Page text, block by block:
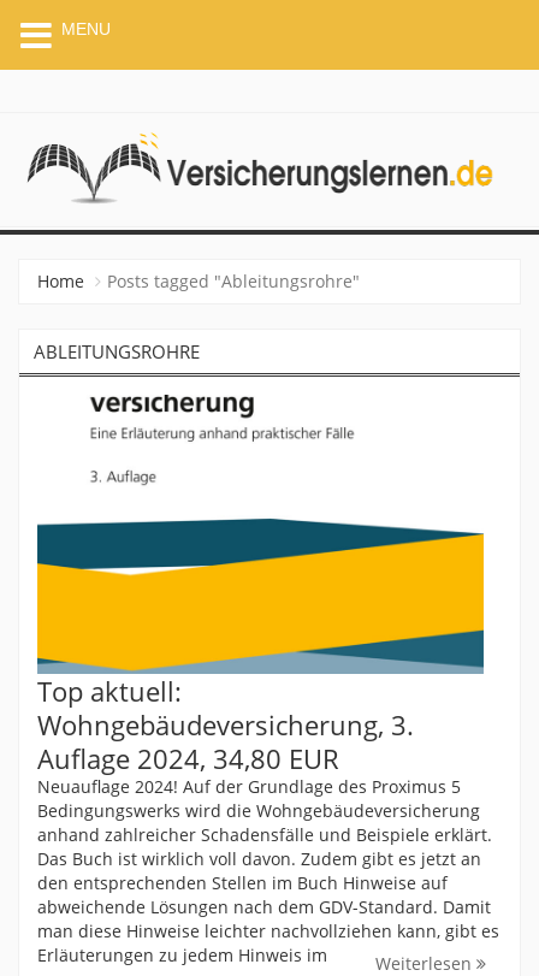
Home Posts tagged "Ableitungsrohre"
ABLEITUNGSROHRE
Top aktuell:
Wohngebäudeversicherung, 3.
Auflage 2024, 34,80 EUR
Neuauflage 2024! Auf der Grundlage des Proximus 5
Bedingungswerks wird die Wohngebäudeversicherung
anhand zahlreicher Schadensfälle und Beispiele erklärt.
Das Buch ist wirklich voll davon. Zudem gibt es jetzt an
den entsprechenden Stellen im Buch Hinweise auf
abweichende Lösungen nach dem GDV-Standard. Damit
man diese Hinweise leichter nachvollziehen kann, gibt es
Erläuterungen zu jedem Hinweis im
Weiterlesen
MENU